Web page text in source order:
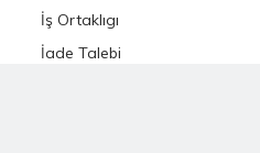
İş Ortaklıgı
İade Talebi